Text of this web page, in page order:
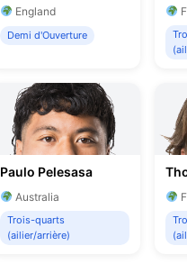
England
Demi d'Ouverture
Paulo Pelesasa
Australia
Trois-quarts
(ailier/arrière)